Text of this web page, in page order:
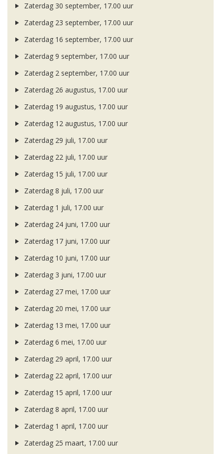
Zaterdag 30 september, 17.00 uur
Zaterdag 23 september, 17.00 uur
Zaterdag 16 september, 17.00 uur
Zaterdag 9 september, 17.00 uur
Zaterdag 2 september, 17.00 uur
Zaterdag 26 augustus, 17.00 uur
Zaterdag 19 augustus, 17.00 uur
Zaterdag 12 augustus, 17.00 uur
Zaterdag 29 juli, 17.00 uur
Zaterdag 22 juli, 17.00 uur
Zaterdag 15 juli, 17.00 uur
Zaterdag 8 juli, 17.00 uur
Zaterdag 1 juli, 17.00 uur
Zaterdag 24 juni, 17.00 uur
Zaterdag 17 juni, 17.00 uur
Zaterdag 10 juni, 17.00 uur
Zaterdag 3 juni, 17.00 uur
Zaterdag 27 mei, 17.00 uur
Zaterdag 20 mei, 17.00 uur
Zaterdag 13 mei, 17.00 uur
Zaterdag 6 mei, 17.00 uur
Zaterdag 29 april, 17.00 uur
Zaterdag 22 april, 17.00 uur
Zaterdag 15 april, 17.00 uur
Zaterdag 8 april, 17.00 uur
Zaterdag 1 april, 17.00 uur
Zaterdag 25 maart, 17.00 uur